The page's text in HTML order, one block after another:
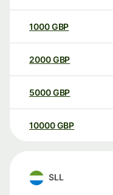
1000GBP
2000GBP
5000GBP
10000 GBP
SLL